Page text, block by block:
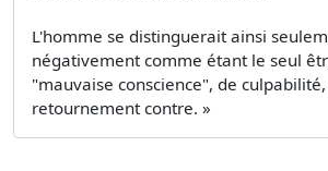
L'homme se distinguerait ainsi
négativement comme étant le seul
"mauvaise conscience", de culpabilité,
retournement contre. »